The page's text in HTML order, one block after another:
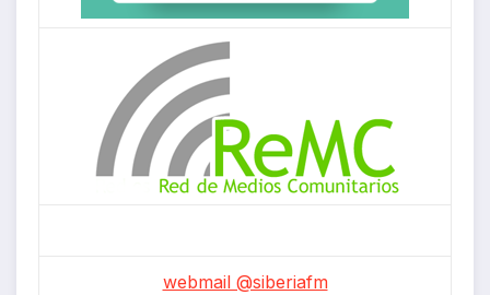
webmail @siberiafm